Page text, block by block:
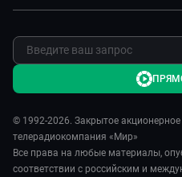
© 1992-2026. Закрытое
телерадиокомпания «Мир»
Все права на любые материалы,
соответствии с российским и